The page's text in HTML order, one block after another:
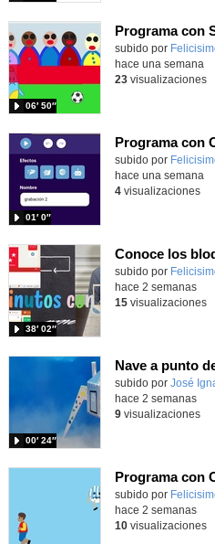
Contenido
subido por
06′ 50″
hace una semana
23visualizaciones
Contenido
subido por
01′ 0″
hace una semana
4visualizaciones
Contenido
subido por
38′ 02″
hace 2 semanas
15visualizaciones
Nave a punto
Contenido
subido por José
00′ 24″
hace 2 semanas
9visualizaciones
Contenido
subido por
hace 2 semanas
10visualizaciones